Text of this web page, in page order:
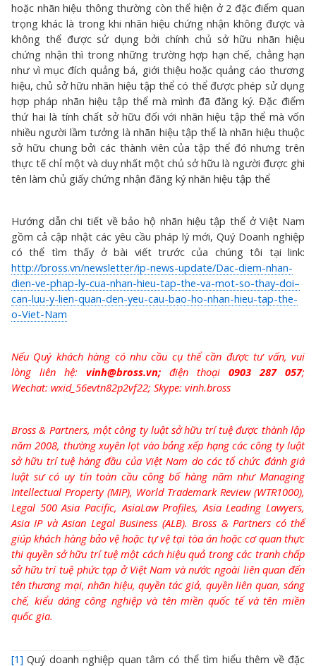
hoặc nhãn hiệu thông thường còn thể hiện ở 2 đặc điểm quan
trọng khác là trong khi nhãn hiệu chứng nhận không được và
không thể được sử dụng bởi chính chủ sở hữu nhãn hiệu
chứng nhận thì trong những trường hợp hạn chế, chẳng hạn
như vì mục đích quảng bá, giới thiệu hoặc quảng cáo thương
hiệu, chủ sở hữu nhãn hiệu tập thể có thể được phép sử dụng
hợp pháp nhãn hiệu tập thể mà mình đã đăng ký. Đặc điểm
thứ hai là tính chất sở hữu đối với nhãn hiệu tập thể mà vốn
nhiều người lầm tưởng là nhãn hiệu tập thể là nhãn hiệu thuộc
sở hữu chung bởi các thành viên của tập thể đó nhưng trên
thực tế chỉ một và duy nhất một chủ sở hữu là người được ghi
tên làm chủ giấy chứng nhận đăng ký nhãn hiệu tập thể
Hướng dẫn chi tiết về bảo hộ nhãn hiệu tập thể ở Việt Nam
gồm cả cập nhật các yêu cầu pháp lý mới, Quý Doanh nghiệp
có thể tìm thấy ở bài viết trước của chúng tôi tại link:
http://bross.vn/newsletter/ip-news-update/Dac-diem-nhan-
dien-ve-phap-ly-cua-nhan-hieu-tap-the-va-mot-so-thay-doi–
can-luu-y-lien-quan-den-yeu-cau-bao-ho-nhan-hieu-tap-the-
o-Viet-Nam
Nếu Quý khách hàng có nhu cầu cụ thể cần được tư vấn, vui
lòng liên hệ: vinh@bross.vn; điện thoại 0903 287 057;
Wechat: wxid_56evtn82p2vf22; Skype: vinh.bross
Bross & Partners, một công ty luật sở hữu trí tuệ được thành lập
năm 2008, thường xuyên lọt vào bảng xếp hạng các công ty luật
sở hữu trí tuệ hàng đầu của Việt Nam do các tổ chức đánh giá
luật sư có uy tín toàn cầu công bố hàng năm như Managing
Intellectual Property (MIP), World Trademark Review (WTR1000),
Legal 500 Asia Pacific, AsiaLaw Profiles, Asia Leading Lawyers,
Asia IP và Asian Legal Business (ALB). Bross & Partners có thể
giúp khách hàng bảo vệ hoặc tự vệ tại tòa án hoặc cơ quan thực
thi quyền sở hữu trí tuệ một cách hiệu quả trong các tranh chấp
sở hữu trí tuệ phức tạp ở Việt Nam và nước ngoài liên quan đến
tên thương mại, nhãn hiệu, quyền tác giả, quyền liên quan, sáng
chế, kiểu dáng công nghiệp và tên miền quốc tế và tên miền
quốc gia.
[1] Quý doanh nghiệp quan tâm có thể tìm hiểu thêm về đặc